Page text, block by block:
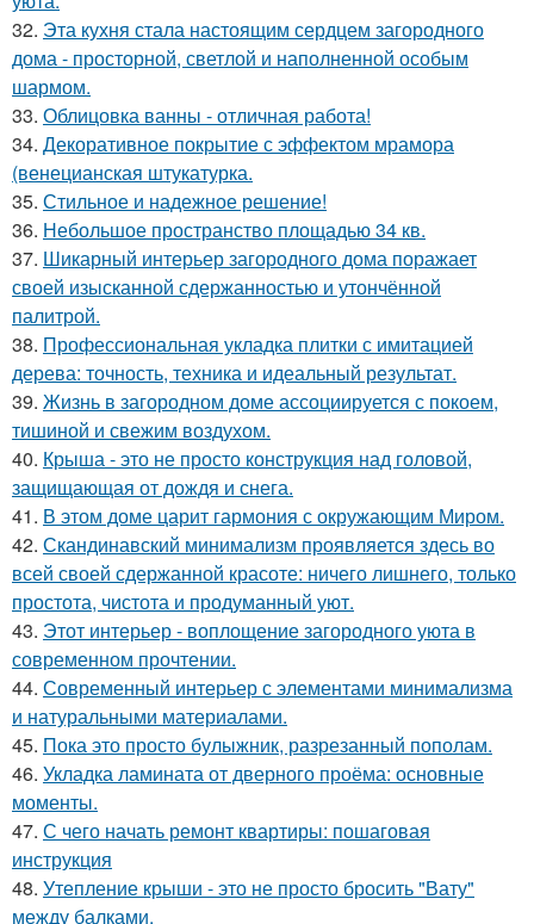
32. Эта кухня стала настоящим сердцем загородного
дома - просторной, светлой и наполненной особым
шармом.
33. Облицовка ванны - отличная работа!
34. Декоративное покрытие с эффектом мрамора
(венецианская штукатурка.
35. Стильное и надежное решение!
36. Небольшое пространство площадью 34 кв.
37. Шикарный интерьер загородного дома поражает
своей изысканной сдержанностью и утончённой
палитрой.
38. Профессиональная укладка плитки с имитацией
дерева: точность, техника и идеальный результат.
39. Жизнь в загородном доме ассоциируется с покоем,
тишиной и свежим воздухом.
40. Крыша - это не просто конструкция над головой,
защищающая от дождя и снега.
41. В этом доме царит гармония с окружающим Миром.
42. Скандинавский минимализм проявляется здесь во
всей своей сдержанной красоте: ничего лишнего, только
простота, чистота и продуманный уют.
43. Этот интерьер - воплощение загородного уюта в
современном прочтении.
44. Современный интерьер с элементами минимализма
и натуральными материалами.
45. Пока это просто булыжник, разрезанный пополам.
46. Укладка ламината от дверного проёма: основные
моменты.
47. С чего начать ремонт квартиры: пошаговая
инструкция
48. Утепление крыши - это не просто бросить "Вату"
между балками.